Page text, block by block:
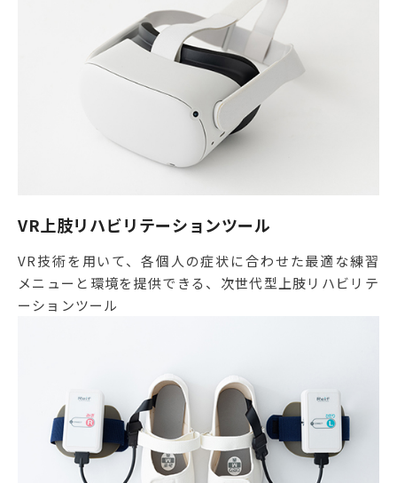
VR上肢リハビリテーションツール
VR技術を用いて、各個人の症状に合わせた最適な練習
メニューと環境を提供できる、次世代型上肢リハビリテ
ーションツール